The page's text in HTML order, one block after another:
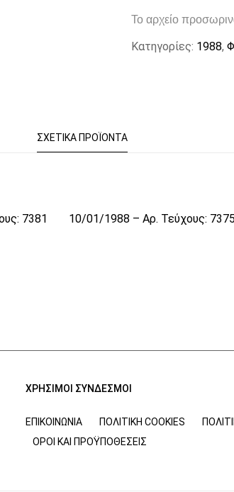
Το αρχείο
Κατηγορίες: 1988,
ΣΧΕΤΙΚΆ ΠΡΟΪΌΝΤΑ
7381 10/01/1988 – Αρ. Τεύχους: 7375
ΧΡΗΣΙΜΟΙ ΣΥΝΔΕΣΜΟΙ
ΕΠΙΚΟΙΝΩΝΊΑ ΠΟΛΙΤΙΚΉ COOKIES
ΌΡΟΙ ΚΑΙ ΠΡΟΫΠΟΘΈΣΕΙΣ